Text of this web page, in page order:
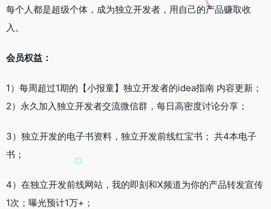
每个人都是超级个体，成为独立开发者，用自己的产品赚取收
入。
会员权益：
1）每周超过1期的【小报童】独立开发者的idea指南 内容更新；
2）永久加入独立开发者交流微信群，每日高密度讨论分享；
3）独立开发的电子书资料，独立开发前线红宝书； 共4本电子
书；
4）在独立开发前线网站，我的即刻和X频道为你的产品转发宣传
1次；曝光预计1万+；